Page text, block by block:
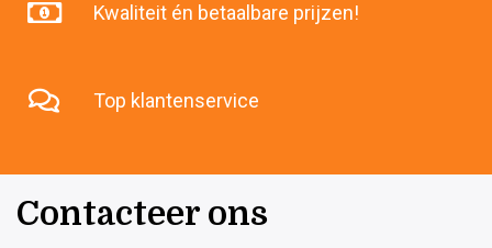
Kwaliteit én betaalbare prijzen!
Top klantenservice
Contacteer ons